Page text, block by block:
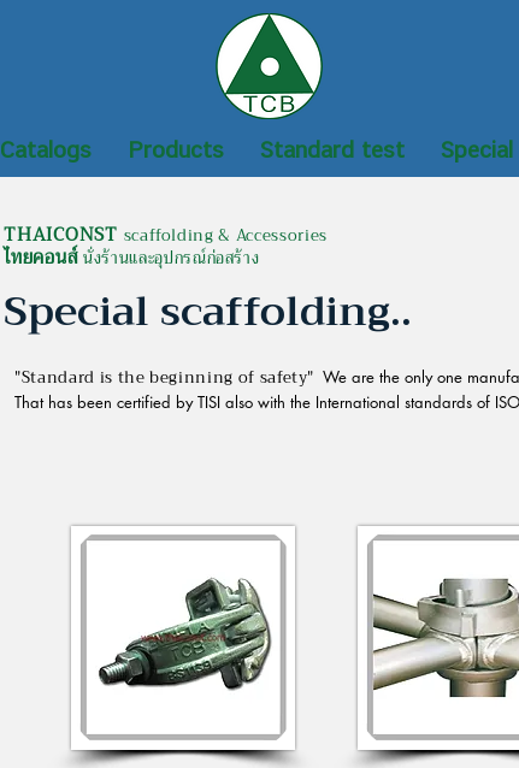
Catalogs Products Standard test
THAICONST scaffolding & Accessories
ไทยคอนส์นั่งร้านและอุปกรณ์ก่อสร้าง
Special scaffolding..
"Standard is the beginning of safety"We are the only one
That has been certified by TISI also with the International standards of